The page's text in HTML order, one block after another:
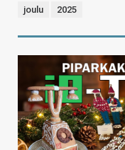
joulu 2025